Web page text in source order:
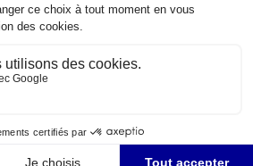
nous ? Marchés publics
les contenus de ce site sont sous